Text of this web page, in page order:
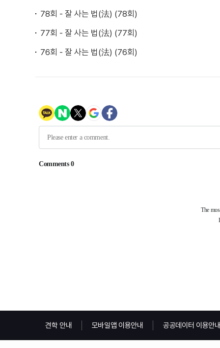
78회 - 잘 사는 법(法) (78회)
77회 - 잘 사는 법(法) (77회)
76회 - 잘 사는 법(法) (76회)
견학 안내 모바일앱 이용안내 공공데이터 이용안내